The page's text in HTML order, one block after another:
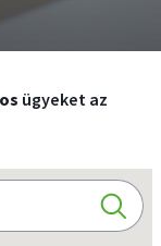
ügyeket az